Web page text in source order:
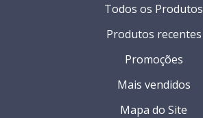
Todos os Produtos
Produtos recentes
Promoções
Mais vendidos
Mapa do Site